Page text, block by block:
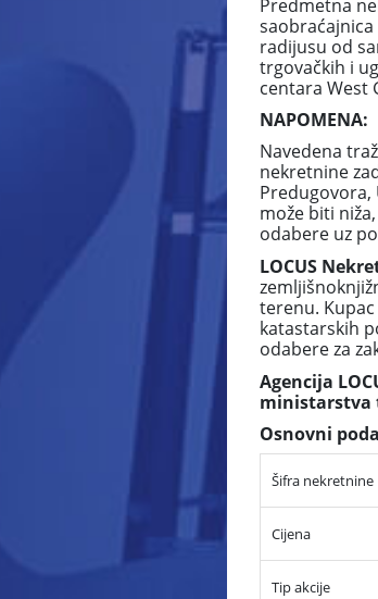
Predmetna
saobraćajnica
radijusu od
trgovačkih i
centara West
NAPOMENA:
Navedena
nekretnine
može biti
odabere uz
LOCUS
terenu.
katastarskih
odabere za
Agencija
ministarstva
Osnovni
Šifra nekretnine
Cijena
Tip akcije